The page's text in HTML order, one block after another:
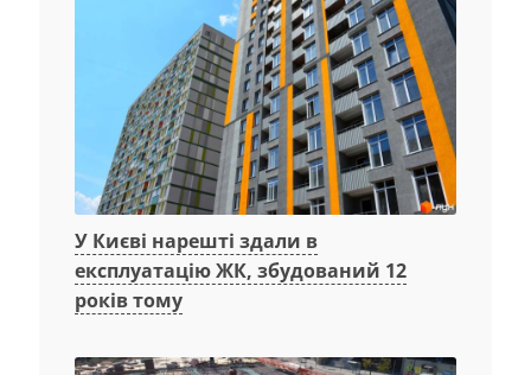
У Києві нарешті здали в
експлуатацію ЖК, збудований 12
років тому